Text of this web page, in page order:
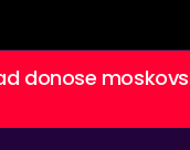
donose